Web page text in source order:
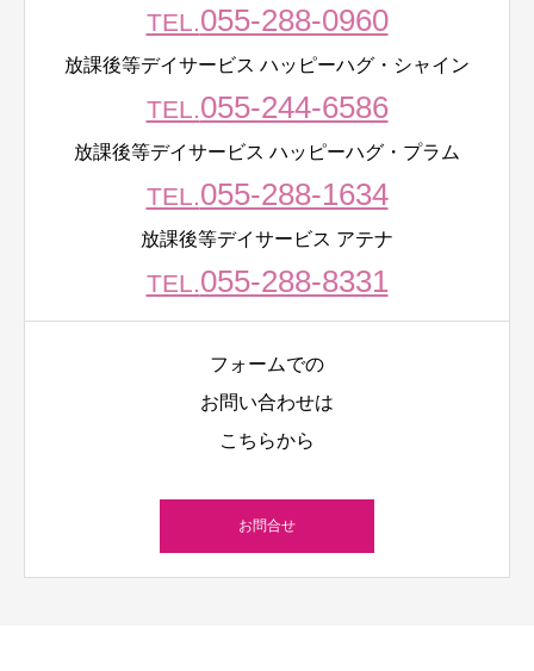
TEL.055-288-0960
放課後等デイサービス ハッピーハグ・シャイン
TEL.055-244-6586
放課後等デイサービス ハッピーハグ・プラム
TEL.055-288-1634
放課後等デイサービス アテナ
TEL.055-288-8331
フォームでの
お問い合わせは
こちらから
お問合せ